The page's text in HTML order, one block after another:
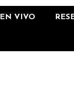
EN VIVO